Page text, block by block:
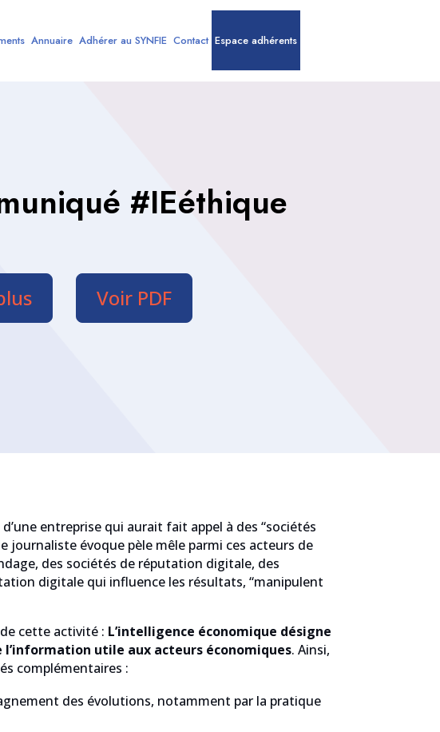
Annuaire Adhérer au SYNFIE Contact Espace adhérents
#IEéthique
Voir PDF
entreprise qui aurait fait appel à des “sociétés
journaliste évoque pèle mêle parmi ces acteurs de
des sociétés de réputation digitale, des
digitale qui influence les résultats, “manipulent
cette activité : L’intelligence économique désigne
utile aux acteurs économiques. Ainsi,
complémentaires :
des évolutions, notamment par la pratique